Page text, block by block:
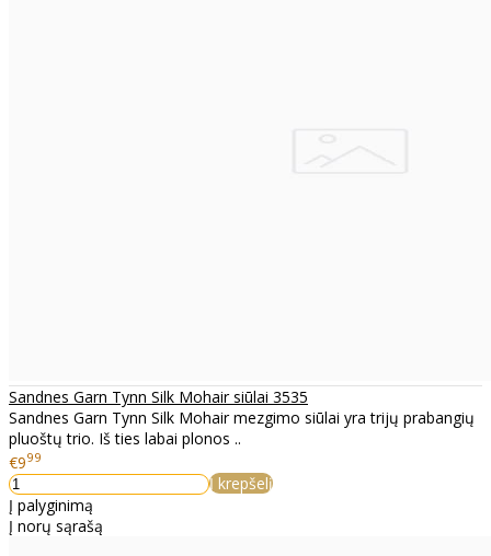
Sandnes Garn Tynn Silk Mohair siūlai 3535
Sandnes Garn Tynn Silk Mohair mezgimo siūlai yra trijų prabangių
pluoštų trio. Iš ties labai plonos ..
€999
Į krepšelį
Į palyginimą
Į norų sąrašą